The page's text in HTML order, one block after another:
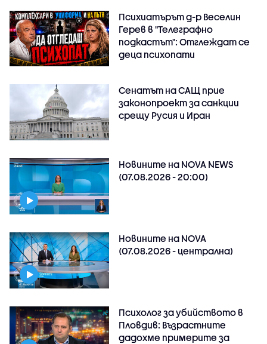
Психиатърът д-р Веселин
Герев в "Телеграфно
подкастът": Отглеждат се
деца психопати
Сенатът на САЩ прие
законопроект за санкции
срещу Русия и Иран
Новините на NOVA NEWS
(07.08.2026 - 20:00)
Новините на NOVA
(07.08.2026 - централна)
Психолог за убийството в
Пловдив: Възрастните
дадохме примерите за